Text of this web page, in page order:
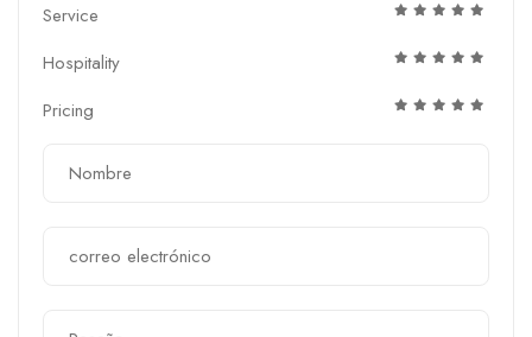
Service
Hospitality
Pricing